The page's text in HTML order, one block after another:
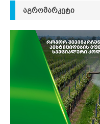
ᲐᲒᲠᲝᲛᲐᲠᲙᲔᲢᲘ